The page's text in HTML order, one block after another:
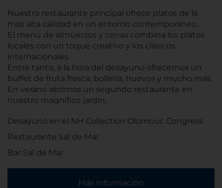
Nuestro restaurante principal ofrece platos de la
más alta calidad en un entorno contemporáneo.
El menú de almuerzos y cenas combina los platos
locales con un toque creativo y los clásicos
internacionales.
Entre tanto, a la hora del desayuno ofrecemos un
buffet de fruta fresca, bollería, huevos y mucho más.
En verano abrimos un segundo restaurante en
nuestro magnífico jardín.
Desayuno en el NH Collection Olomouc Congress
Restaurante Sal de Mar
Bar Sal de Mar
Más información